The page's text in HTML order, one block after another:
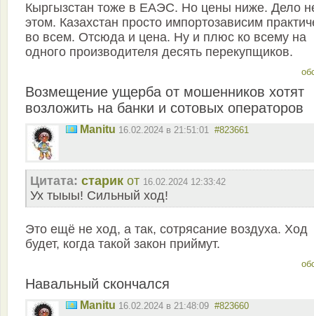
Кыргызстан тоже в ЕАЭС. Но цены ниже. Дело
этом. Казахстан просто импортозависим
во всем. Отсюда и цена. Ну и плюс ко всему на
одного производителя десять перекупщиков.
Возмещение ущерба от мошенников хотят
возложить на банки и сотовых операторов
Manitu 16.02.2024 в 21:51:01 #823661
Цитата: старик от 16.02.2024 12:33:42
Ух тыыы! Сильный ход!
Это ещё не ход, а так, сотрясание воздуха. Ход
будет, когда такой закон приймут.
Навальный скончался
Manitu 16.02.2024 в 21:48:09 #823660